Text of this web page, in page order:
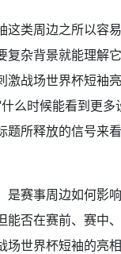
这类周边之所以容
复杂背景就能理解
激战场世界杯短袖
什么时候能看到更
题所释放的信号
是赛事周边如何影
能否在赛前、赛中
场世界杯短袖的亮